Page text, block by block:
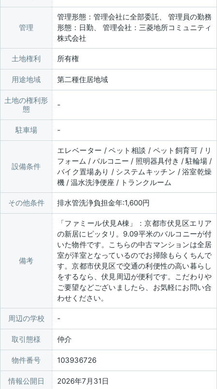
管理
管理形態：管理会社に全部委託、 管理員の勤務
形態：日勤、 管理会社：三菱地所コミュニティ
株式会社
土地権利 所有権
用途地域 第二種住居地域
土地の権利形
態
駐車場
設備条件
エレベーター / ペット相談 / ペット飼育可 / リ
フォーム / バルコニー / 照明器具付き / 駐輪場 /
バイク置場あり / システムキッチン / 浴室乾燥
機 / 温水洗浄便座 / トランクルーム
その他条件 排水管洗浄負担金年:1,600円
備考
「ファミール伏見A棟」：京都市伏見区エリア
の新居にピッタリ。9.09平米のバルコニーが付
いた物件です。こちらの中古マンションは全居
室が洋室となっているのでお掃除もらくちんで
す。京都市伏見区で交通の利便性の高い暮らし
をするなら、伏見周辺が便利です。こだわりや
ご要望などございましたら、お気軽にお問い合
わせください。
周辺の学校
取引態様 仲介
物件番号 103936726
情報公開日 2026年7月31日